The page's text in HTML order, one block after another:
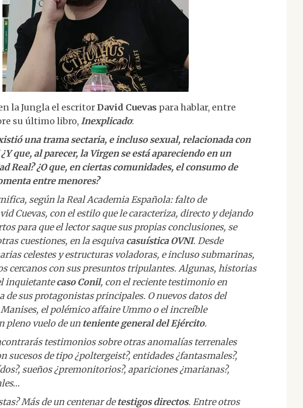
la Jungla el escritorDavid Cuevas para hablar, entre
su último libro, Inexplicado:
una trama sectaria, e incluso sexual, relacionada con
que, al parecer, la Virgen se está apareciendo en un
Real? ¿O que, en ciertas comunidades, el consumo de
entre menores?
según la Real Academia Española: falto de
Cuevas, con el estilo que le caracteriza, directo y dejando
para que el lector saque sus propias conclusiones, se
cuestiones, en la esquiva casuística OVNI. Desde
celestes y estructuras voladoras, e incluso submarinas,
cercanos con sus presuntos tripulantes. Algunas, historias
inquietantecaso Conil, con el reciente testimonio en
de sus protagonistas principales. O nuevos datos del
el polémico affaire Ummo o el increíble
pleno vuelo de un teniente general del Ejército.
testimonios sobre otras anomalías terrenales
sucesos de tipo ¿poltergeist?, entidades ¿fantasmales?,
sueños ¿premonitorios?, apariciones ¿marianas?,
Más de un centenar detestigos directos. Entre otros